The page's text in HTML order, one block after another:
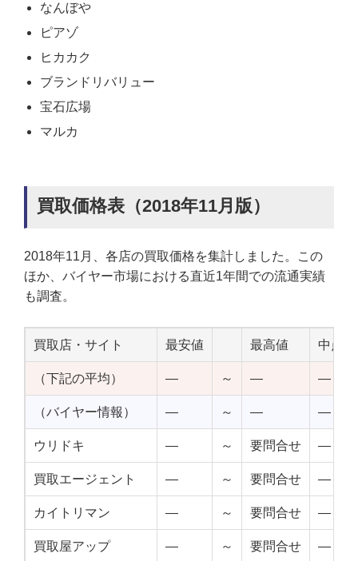
なんぼや
ピアゾ
ヒカカク
ブランドリバリュー
宝石広場
マルカ
買取価格表（2018年11月版）
2018年11月、各店の買取価格を集計しました。この
ほか、バイヤー市場における直近1年間での流通実績
も調査。
買取店・サイト 最安値 最高値 中点値
（下記の平均） — ～ — —
（バイヤー情報） — ～ — —
ウリドキ — ～ 要問合せ —
買取エージェント — ～ 要問合せ —
カイトリマン — ～ 要問合せ —
買取屋アップ — ～ 要問合せ —